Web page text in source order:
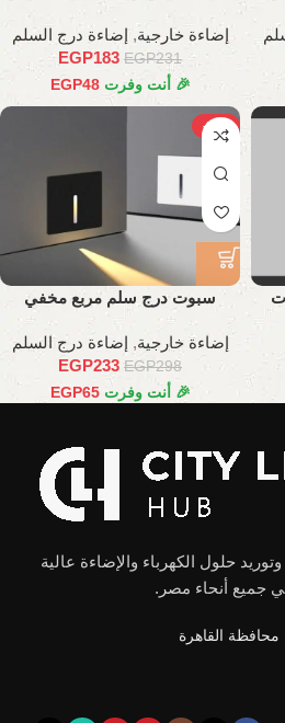
إضاءة خارجية, إضاءة درج السلم
EGP231
EGP183
🎉 أنت وفرت EGP48
-22%
سبوت درج سلم مربع مخفي
إضاءة خارجية, إضاءة درج السلم
EGP298
EGP233
🎉 أنت وفرت EGP65
حلول الكهرباء والإضاءة عالية
جميع أنحاء مصر.